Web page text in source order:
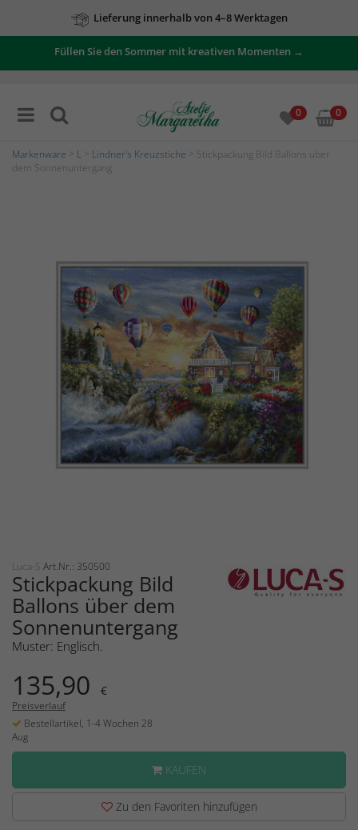
Lieferung innerhalb von 4–8 Werktagen
Füllen Sie den Sommer mit kreativen Momenten →
0 0
Markenware L Lindner's Kreuzstiche > Stickpackung Bild Ballons über
dem Sonnenuntergang
Luca-S Art.Nr.: 350500
Stickpackung Bild
Ballons über dem
Sonnenuntergang
Muster: Englisch.
135,90 €
Preisverlauf
Bestellartikel, 1-4 Wochen 28
Aug
KAUFEN
Zu den Favoriten hinzufügen